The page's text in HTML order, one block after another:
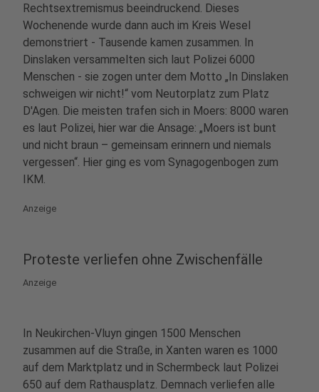
Rechtsextremismus beeindruckend. Dieses
Wochenende wurde dann auch im Kreis Wesel
demonstriert - Tausende kamen zusammen. In
Dinslaken versammelten sich laut Polizei 6000
Menschen - sie zogen unter dem Motto „In Dinslaken
schweigen wir nicht!“ vom Neutorplatz zum Platz
D'Agen. Die meisten trafen sich in Moers: 8000 waren
es laut Polizei, hier war die Ansage: „Moers ist bunt
und nicht braun – gemeinsam erinnern und niemals
vergessen“. Hier ging es vom Synagogenbogen zum
IKM.
Anzeige
Proteste verliefen ohne Zwischenfälle
Anzeige
In Neukirchen-Vluyn gingen 1500 Menschen
zusammen auf die Straße, in Xanten waren es 1000
auf dem Marktplatz und in Schermbeck laut Polizei
650 auf dem Rathausplatz. Demnach verliefen alle